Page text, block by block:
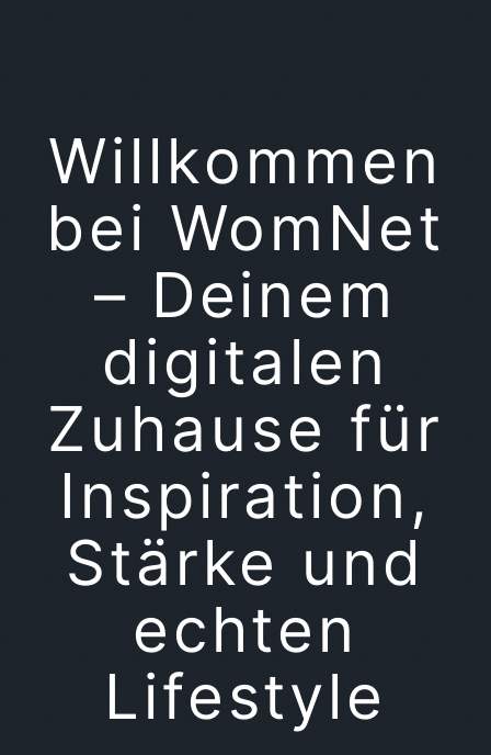
Willkommen
bei WomNet
– Deinem
digitalen
Zuhause für
Inspiration,
Stärke und
echten
Lifestyle